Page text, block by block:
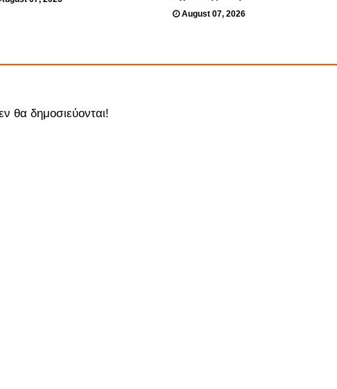
August 07, 2026
θα δημοσιεύονται!